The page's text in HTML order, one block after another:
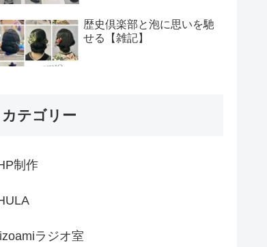
歴史倶楽部と泡に思いを馳
せる【雑記】
カテゴリー
制作
ラジオ室